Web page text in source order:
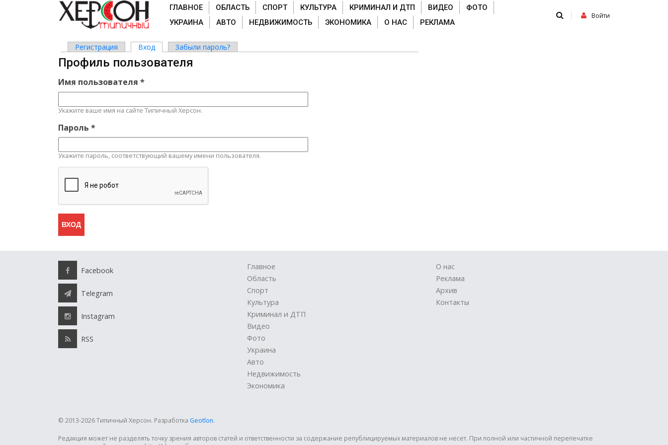
ГЛАВНОЕ ОБЛАСТЬ СПОРТ КУЛЬТУРА КРИМИНАЛ И ДТП ВИДЕО
ФОТО
УКРАИНА
АВТО НЕДВИЖИМОСТЬ ЭКОНОМИКА О НАС РЕКЛАМА
Войти
Главные вкладки
Регистрация Вход (активная вкладка)
Забыли пароль?
Профиль пользователя
Имя пользователя *
Укажите ваше имя на сайте Типичный Херсон.
Пароль *
Укажите пароль, соответствующий вашему имени пользователя.
Facebook
Telegram
Instagram
RSS
Главное
Область
Спорт
Культура
Криминал и ДТП
Видео
Фото
Украина
Авто
Недвижимость
Экономика
О нас
Реклама
Архив
Контакты
© 2013-2026 Типичный Херсон. Разработка Geotlon.
Редакция может не разделять точку зрения авторов статей и ответственности за содержание републицируемых материалов не несет. При полной или частичной перепечатке